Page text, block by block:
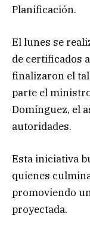
Planificación.
El lunes se
de certificados
finalizaron el
parte el
Domínguez, el
autoridades.
Esta iniciativa
quienes
promoviendo
proyectada.